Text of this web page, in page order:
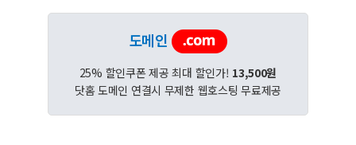
도메인
25% 할인쿠폰 제공 최대 할인가! 13,500원
닷홈 도메인 연결시 무제한 웹호스팅 무료제공